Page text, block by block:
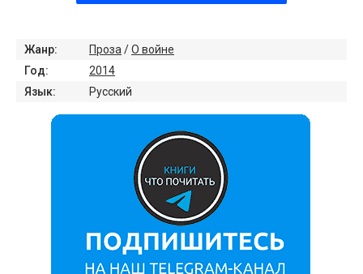
Жанр: Проза/О войне
Год:
2014
Язык:
Русский